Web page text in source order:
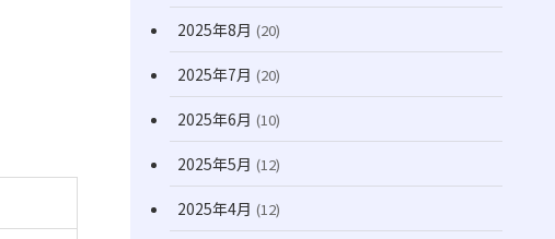
2025年8月 (20)
2025年7月 (20)
2025年6月 (10)
2025年5月 (12)
2025年4月 (12)